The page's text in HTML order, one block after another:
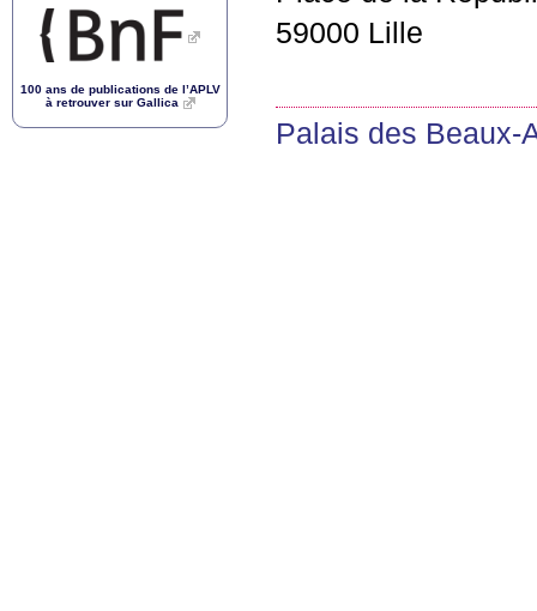
59000 Lille
Palais des Beaux-
100 ans de publications de l’APLV
à retrouver sur Gallica